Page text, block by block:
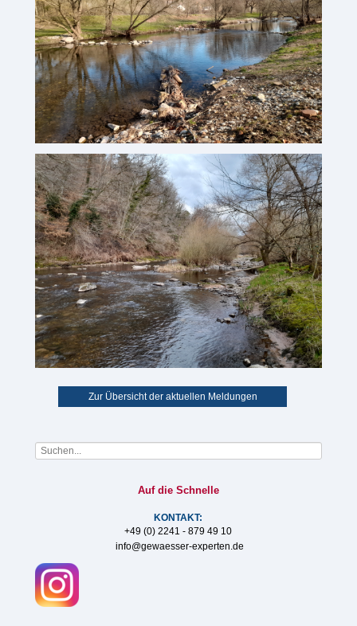
Zur Übersicht der aktuellen Meldungen
Auf die Schnelle
KONTAKT:
+49 (0) 2241 - 879 49 10
info@gewaesser-experten.de